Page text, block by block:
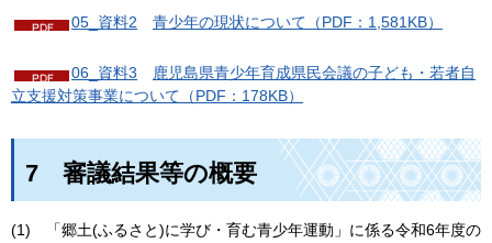
05_資料2 青少年の現状について（PDF：1,581KB）
06_資料3
鹿児島県青少年育成県民会議の子ども・若者自
立支援対策事業について （PDF：178KB）
7 審議結果等の概要
(1) 「郷土(ふるさと)に学び・育む青少年運動」に係る令和6年度の